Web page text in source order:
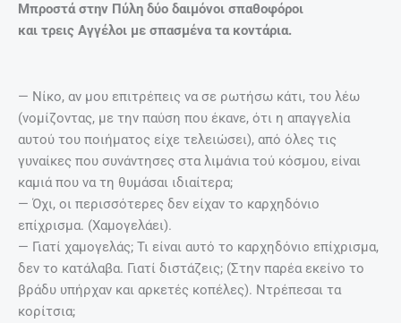
Μπροστά στην Πύλη δύο δαιμόνοι σπαθοφόροι
και τρεις Αγγέλοι με σπασμένα τα κοντάρια.
— Νίκο, αν μου επιτρέπεις να σε ρωτήσω κάτι, του λέω
(νομίζοντας, με την παύση που έκανε, ότι η απαγγελία
αυτού του ποιήματος είχε τελειώσει), από όλες τις
γυναίκες που συνάντησες στα λιμάνια τού κόσμου, είναι
καμιά που να τη θυμάσαι ιδιαίτερα;
— Όχι, οι περισσότερες δεν είχαν το καρχηδόνιο
επίχρισμα. (Χαμογελάει).
— Γιατί χαμογελάς; Τι είναι αυτό το καρχηδόνιο επίχρισμα,
δεν το κατάλαβα. Γιατί διστάζεις; (Στην παρέα εκείνο το
βράδυ υπήρχαν και αρκετές κοπέλες). Ντρέπεσαι τα
κορίτσια;